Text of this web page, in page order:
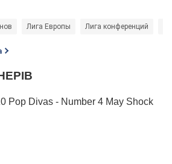
Лига Европы Лига конференций